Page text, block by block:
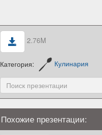
2.76M
Категория: Кулинария
Похожие презентации: